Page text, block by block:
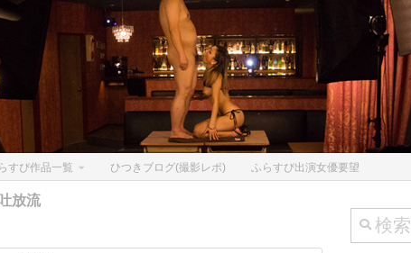
すぴ作品一覧 ひつきブログ(撮影レポ) ふらすぴ出演女優要望
放流
検
索: